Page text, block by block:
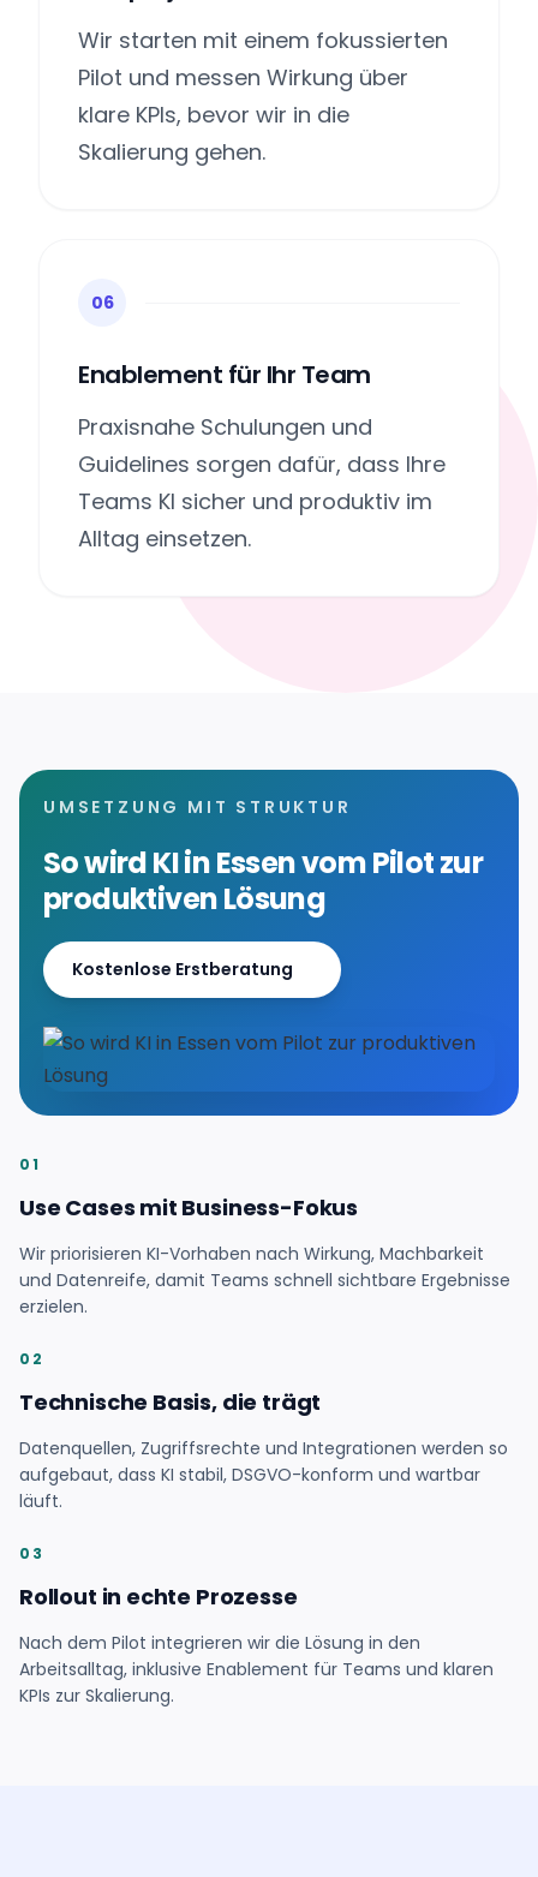
Wir starten mit einem fokussierten
Pilot und messen Wirkung über
klare KPIs, bevor wir in die
Skalierung gehen.
06
Enablement für Ihr Team
Praxisnahe Schulungen und
Guidelines sorgen dafür, dass Ihre
Teams KI sicher und produktiv im
Alltag einsetzen.
UMSETZUNG MIT STRUKTUR
So wird KI in Essen vom Pilot zur
produktiven Lösung
Kostenlose Erstberatung
01
Use Cases mit Business-Fokus
Wir priorisieren KI-Vorhaben nach Wirkung, Machbarkeit
und Datenreife, damit Teams schnell sichtbare Ergebnisse
erzielen.
02
Technische Basis, die trägt
Datenquellen, Zugriffsrechte und Integrationen werden so
aufgebaut, dass KI stabil, DSGVO-konform und wartbar
läuft.
03
Rollout in echte Prozesse
Nach dem Pilot integrieren wir die Lösung in den
Arbeitsalltag, inklusive Enablement für Teams und klaren
KPIs zur Skalierung.